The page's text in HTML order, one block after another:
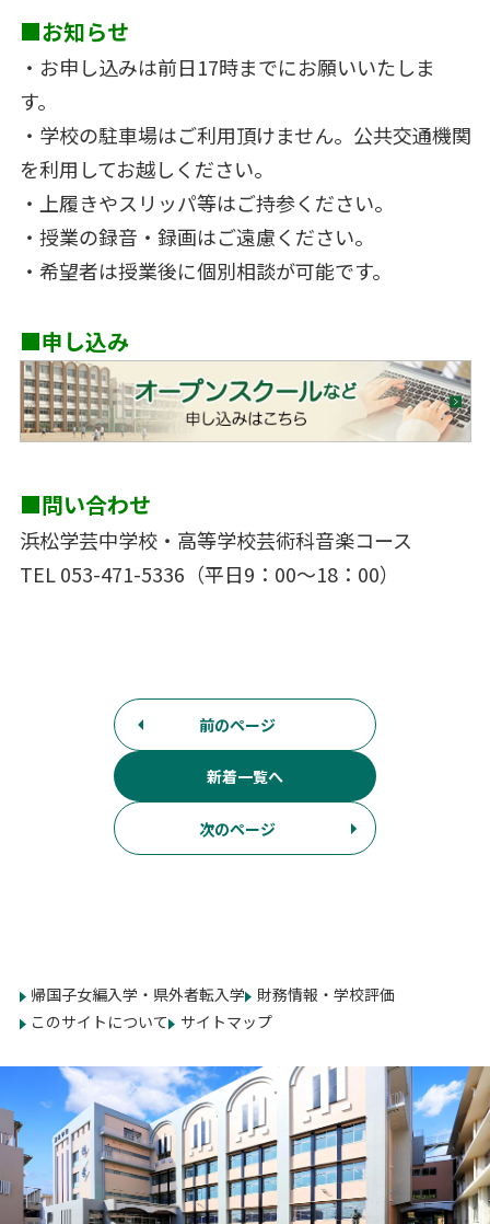
■お知らせ
・お申し込みは前日17時までにお願いいたしま
す。
・学校の駐車場はご利用頂けません。公共交通機関
を利用してお越しください。
・上履きやスリッパ等はご持参ください。
・授業の録音・録画はご遠慮ください。
・希望者は授業後に個別相談が可能です。
■申し込み
■問い合わせ
浜松学芸中学校・高等学校芸術科音楽コース
TEL 053-471-5336（平日9：00～18：00）
前のページ
新着一覧へ
次のページ
帰国子女編入学・県外者転入学
財務情報・学校評価
このサイトについて
サイトマップ